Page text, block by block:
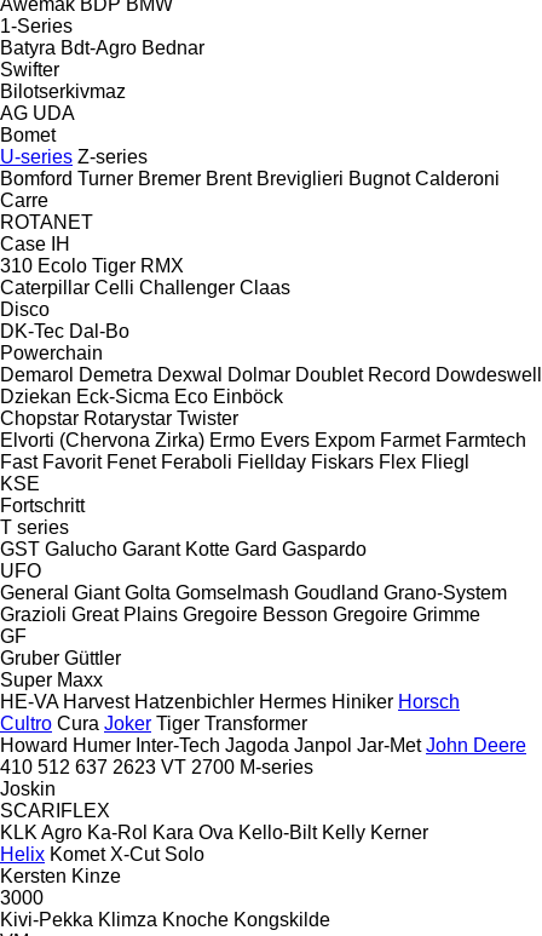
1-Series
Batyra Bdt-Agro Bednar
Swifter
Bilotserkivmaz
AG UDA
Bomet
U-series Z-series
Bomford Turner Bremer Brent Breviglieri Bugnot Calderoni
Carre
ROTANET
Case IH
310 Ecolo Tiger RMX
Caterpillar Celli Challenger Claas
Disco
DK-Tec Dal-Bo
Powerchain
Demarol Demetra Dexwal Dolmar Doublet Record Dowdeswell
Dziekan Eck-Sicma Eco Einböck
Chopstar Rotarystar Twister
Elvorti (Chervona Zirka) Ermo Evers Expom Farmet Farmtech
Fast Favorit Fenet Feraboli Fiellday Fiskars Flex Fliegl
KSE
Fortschritt
T series
GST Galucho Garant Kotte Gard Gaspardo
UFO
General Giant Golta Gomselmash Goudland Grano-System
Grazioli Great Plains Gregoire Besson Gregoire Grimme
GF
Gruber Güttler
Super Maxx
HE-VA Harvest Hatzenbichler Hermes Hiniker Horsch
Cultro Cura Joker Tiger Transformer
Howard Humer Inter-Tech Jagoda Janpol Jar-Met John Deere
410 512 637 2623 VT 2700 M-series
Joskin
SCARIFLEX
KLK Agro Ka-Rol Kara Ova Kello-Bilt Kelly Kerner
Helix Komet X-Cut Solo
Kersten Kinze
3000
Kivi-Pekka Klimza Knoche Kongskilde